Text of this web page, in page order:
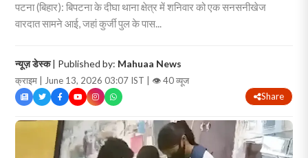
पटना (बिहार): बिपटना के दीघा थाना क्षेत्र में शनिवार को एक सनसनीखेज
वारदात सामने आई, जहां कुर्जी पुल के पास...
न्यूज़ डेस्क| Published by: Mahuaa News
क्राइम | June 13, 2026 03:07 IST | 👁 40 व्यूज
Share